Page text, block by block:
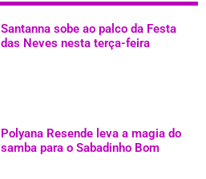
Santanna sobe ao palco da Festa
das Neves nesta terça-feira
Polyana Resende leva a magia do
samba para o Sabadinho Bom